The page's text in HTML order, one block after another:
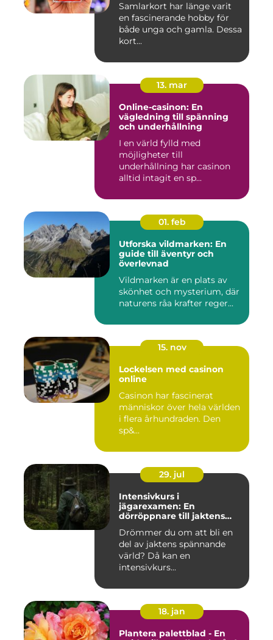
Samlarkort har länge varit
en fascinerande hobby för
både unga och gamla. Dessa
kort...
13. mar
Online-casinon: En
vägledning till spänning
och underhållning
I en värld fylld med
möjligheter till
underhållning har casinon
alltid intagit en sp...
01. feb
Utforska vildmarken: En
guide till äventyr och
överlevnad
Vildmarken är en plats av
skönhet och mysterium, där
naturens råa krafter reger...
15. nov
Lockelsen med casinon
online
Casinon har fascinerat
människor över hela världen
i flera århundraden. Den
sp&...
29. jul
Intensivkurs i
jägarexamen: En
dörröppnare till jaktens
Drömmer du om att bli en
del av jaktens spännande
värld? Då kan en
intensivkurs...
18. jan
Plantera palettblad - En